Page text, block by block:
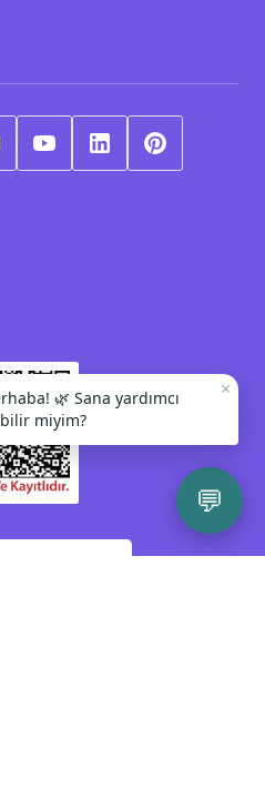
💬
×
🌿 Sana yardımcı
miyim?